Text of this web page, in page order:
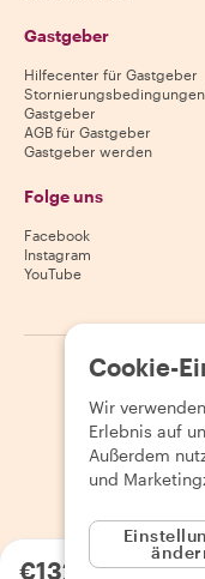
€132.35pro Person
Gastgeber
Hilfecenter für Gastgeber
Gastgeber
AGB für Gastgeber
Gastgeber werden
Folge uns
Facebook
Instagram
YouTube
2026
Cookie-
Wir
Erlebnis auf
Außerdem
und